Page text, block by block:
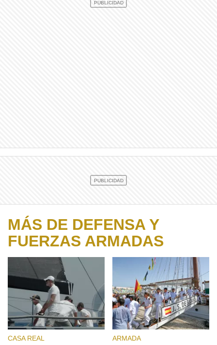
MÁS DE DEFENSA Y
FUERZAS ARMADAS
CASA REAL ARMADA